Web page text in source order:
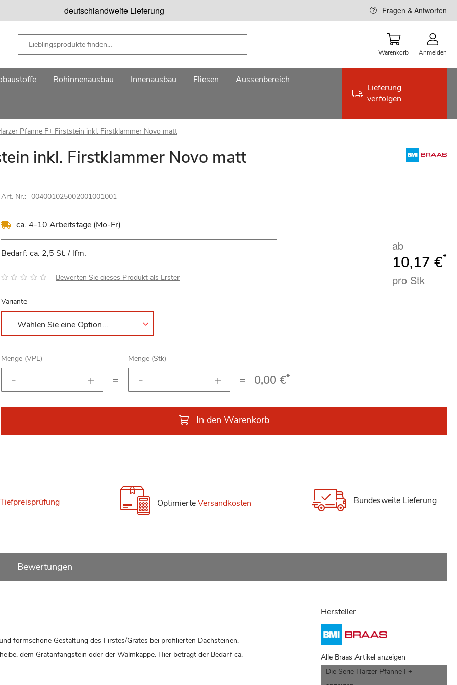
deutschlandweite Lieferung Fragen & Antworten
Warenkorb Anmelden
Rohinnenausbau Innenausbau Fliesen Aussenbereich
Lieferung
verfolgen
Pfanne F+ Firststein inkl. Firstklammer Novo matt
inkl. Firstklammer Novo matt
Art. Nr.: 004001025002001001001
ca. 4-10 Arbeitstage (Mo-Fr)
Bedarf: ca. 2,5 St. / lfm.
Bewertung: Bewerten Sie dieses Produkt als Erster
ab
10,17 €*
pro Stk
Variante
Menge (VPE)
=
Menge (Stk)
= 0,00 €*
In den Warenkorb
Tiefpreisprüfung OptimierteVersandkosten Bundesweite Lieferung
Bewertungen
Hersteller
Alle Braas Artikel anzeigen
Die Serie Harzer Pfanne F+
formschöne Gestaltung des Firstes/Grates bei profilierten Dachsteinen.
dem Gratanfangstein oder der Walmkappe. Hier beträgt der Bedarf ca.